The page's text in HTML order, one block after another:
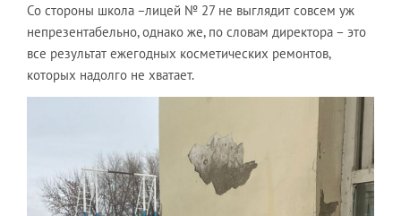
Со стороны школа –лицей № 27 не выглядит совсем уж
непрезентабельно, однако же, по словам директора – это
все результат ежегодных косметических ремонтов,
которых надолго не хватает.